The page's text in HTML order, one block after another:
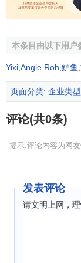
的KPI（品牌指
损害。
二、连标准
标准化可以说
中，标准化是保
中心和采购职能
的唯一化和明确
下属分部和加盟
要更加简单的程
法。连锁企业之
标准化的内容
本条目由以下用户
Yixi Angle Roh 鲈鱼
页面分类: 企业类型
评论(共0条)
提示:评论内容为网
发表评论
请文明上网，